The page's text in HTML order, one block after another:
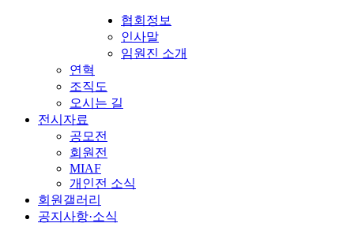
협회정보
인사말
임원진 소개
연혁
조직도
오시는 길
전시자료
공모전
회원전
MIAF
개인전 소식
회원갤러리
공지사항·소식